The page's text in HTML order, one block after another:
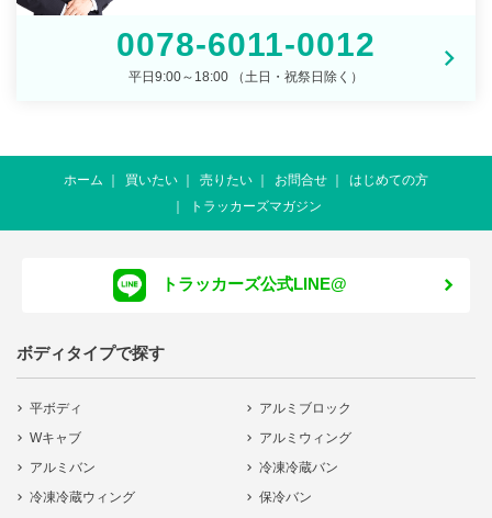
0078-6011-0012
平日9:00～18:00 （土日・祝祭日除く）
ホーム 買いたい 売りたい お問合せ
はじめての方
トラッカーズマガジン
トラッカーズ公式LINE@
ボディタイプで探す
平ボディ
アルミブロック
Wキャブ
アルミウィング
アルミバン
冷凍冷蔵バン
冷凍冷蔵ウィング
保冷バン